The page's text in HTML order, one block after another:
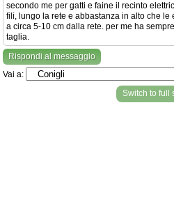
secondo me per gatti e faine il recinto
fili, lungo la rete e abbastanza in alto che
a circa 5-10 cm dalla rete. per me ha
taglia.
Rispondi al messaggio
Vai a:
Switch to full